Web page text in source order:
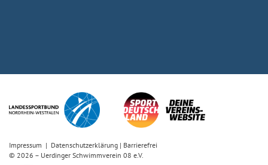
Impressum | Datenschutzerklärung | Barrierefrei
© 2026 – Uerdinger Schwimmverein 08 e.V.